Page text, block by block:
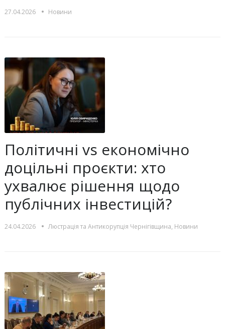
27.04.2026 • Новини
Політичні vs економічно
доцільні проєкти: хто
ухвалює рішення щодо
публічних інвестицій?
24.04.2026 • Люстрацiя та Антикорупцiя Чернігівщина, Новини